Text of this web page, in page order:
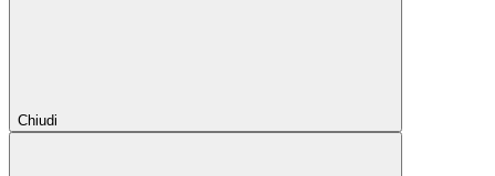
Chiudi